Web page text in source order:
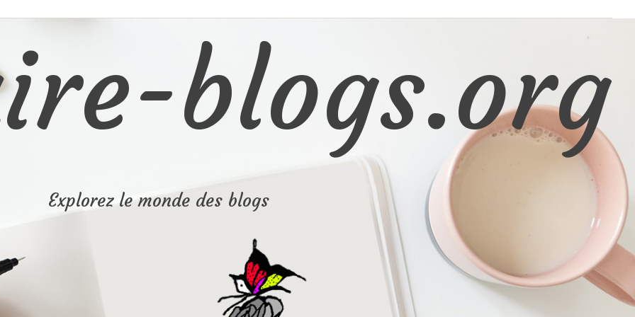
blogs.org
Explorez le monde des blogs